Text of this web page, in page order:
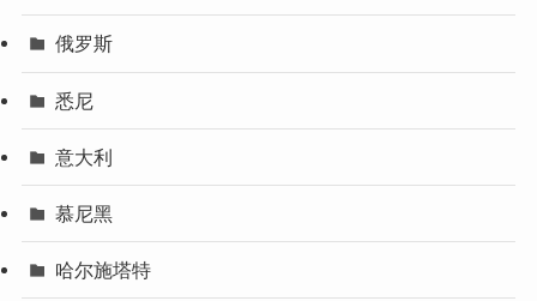
俄罗斯
悉尼
意大利
慕尼黑
哈尔施塔特